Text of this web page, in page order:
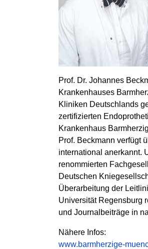
Prof. Dr. Johannes
Krankenhauses
Kliniken Deutschlands
zertifizierten
Krankenhaus
Prof. Beckmann verfügt
international anerkannt.
renommierten
Deutschen
Überarbeitung der
Universität Regensburg
und Journalbeiträge in
Nähere Infos:
www.barmherzige-